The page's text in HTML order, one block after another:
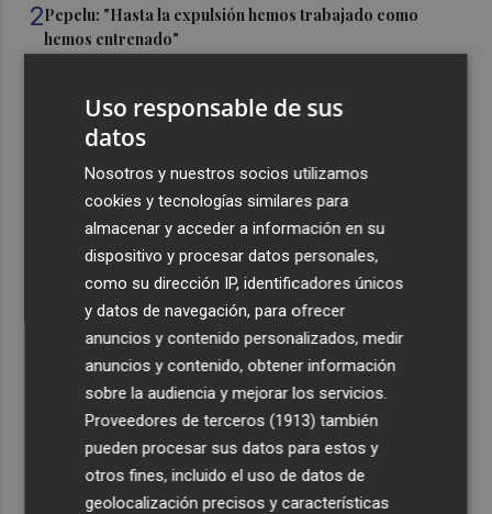
2Pepelu: "Hasta la expulsión hemos trabajado como
hemos entrenado"
La capacidad de los modelos de IA para burlar la
seguridad alarma a gobiernos y empresas
El eclipse solar dispara el turismo y las búsquedas de
alojamiento crecen hasta un 500%
Recibe toda la actualidad de
Plaza Podcast en tu correo
Quiero suscribirme
Uso responsable de sus
datos
Nosotros y nuestros socios utilizamos
cookies y tecnologías similares para
almacenar y acceder a información en su
dispositivo y procesar datos personales,
como su dirección IP, identificadores únicos
y datos de navegación, para ofrecer
anuncios y contenido personalizados, medir
anuncios y contenido, obtener información
sobre la audiencia y mejorar los servicios.
Proveedores de terceros (1913) también
pueden procesar sus datos para estos y
otros fines, incluido el uso de datos de
geolocalización precisos y características